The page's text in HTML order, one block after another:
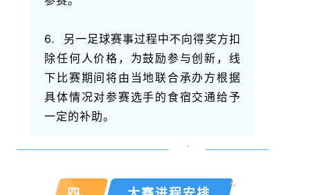
6. 另一足球赛事过程中不向得奖方扣
除任何人价格，为鼓励参与创新，线
下比赛期间将由当地联合承办方根据
具体情况对参赛选手的食宿交通给予
一定的补助。